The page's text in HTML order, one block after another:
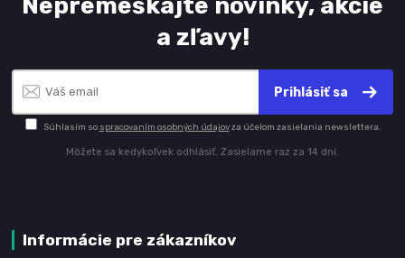
a zľavy!
Prihlásiť sa
Súhlasím so spracovaním osobných údajovza účelom zasielania newslettera.
Môžete sa kedykoľvek odhlásiť. Zasielame raz za 14 dní.
Informácie pre zákazníkov